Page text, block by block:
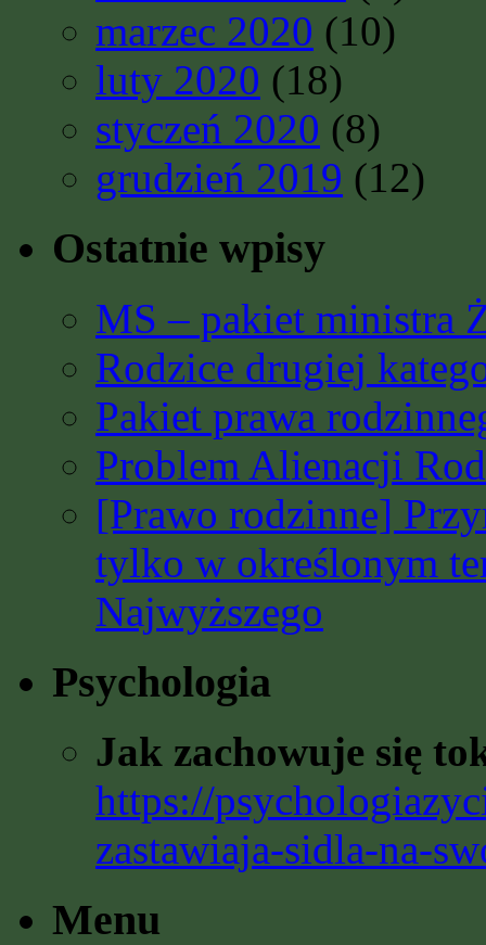
marzec 2020 (10)
luty 2020 (18)
styczeń 2020 (8)
grudzień 2019 (12)
Ostatnie wpisy
MS – pakiet ministra
Rodzice drugiej
Pakiet prawa
Problem Alienacji
[Prawo rodzinne]
tylko w określonym
Najwyższego
Psychologia
Jak zachowuje się
https://
zastawiaja-sidla-na-
Menu